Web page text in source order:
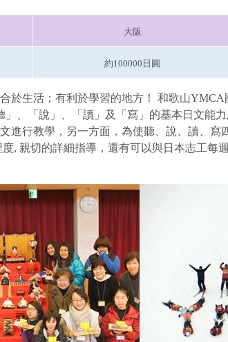
大阪
約100000日圓
於生活；有利於學習的地方！ 和歌山
、「說」、「讀」及「寫」的基本日文能
進行教學，另一方面，為使聽、說、讀、寫
, 親切的詳細指導，還有可以與日本志工每